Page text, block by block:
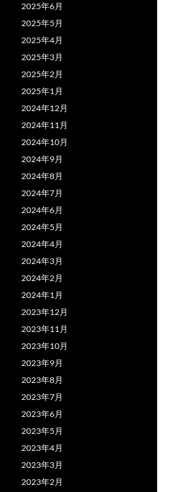
2025年6月
2025年5月
2025年4月
2025年3月
2025年2月
2025年1月
2024年12月
2024年11月
2024年10月
2024年9月
2024年8月
2024年7月
2024年6月
2024年5月
2024年4月
2024年3月
2024年2月
2024年1月
2023年12月
2023年11月
2023年10月
2023年9月
2023年8月
2023年7月
2023年6月
2023年5月
2023年4月
2023年3月
2023年2月